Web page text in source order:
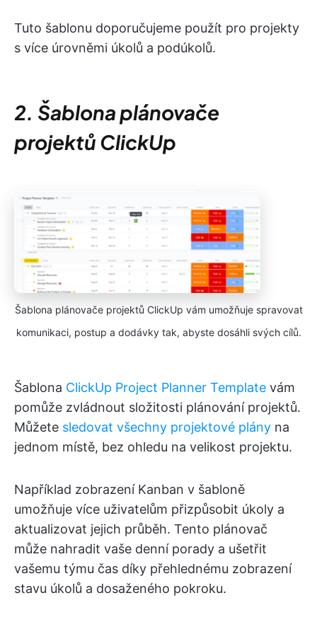
Tuto šablonu doporučujeme použít pro projekty
s více úrovněmi úkolů a podúkolů.
2. Šablona plánovače
projektů ClickUp
Šablona plánovače projektů ClickUp vám umožňuje spravovat
komunikaci, postup a dodávky tak, abyste dosáhli svých cílů.
Šablona ClickUp Project Planner Template vám
pomůže zvládnout složitosti plánování projektů.
Můžete sledovat všechny projektové plány na
jednom místě, bez ohledu na velikost projektu.
Například zobrazení Kanban v šabloně
umožňuje více uživatelům přizpůsobit úkoly a
aktualizovat jejich průběh. Tento plánovač
může nahradit vaše denní porady a ušetřit
vašemu týmu čas díky přehlednému zobrazení
stavu úkolů a dosaženého pokroku.